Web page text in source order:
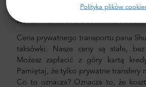
Polityka plików
Koszt transferu z lotniska i miasta
Cena prywatnego transportu pana
taksówki. Nasze ceny są stałe,
Możesz zapłacić z góry kartą
Pamiętaj, że tylko prywatne transfery
Co to oznacza? Oznacza to, że